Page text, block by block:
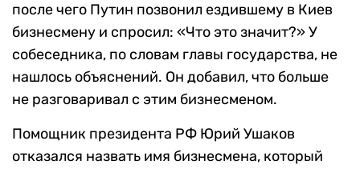
после чего Путин позвонил ездившему в Киев
бизнесмену и спросил: «Что это значит?» У
собеседника, по словам главы государства, не
нашлось объяснений. Он добавил, что больше
не разговаривал с этим бизнесменом.
Помощник президента РФ Юрий Ушаков
отказался назвать имя бизнесмена, который